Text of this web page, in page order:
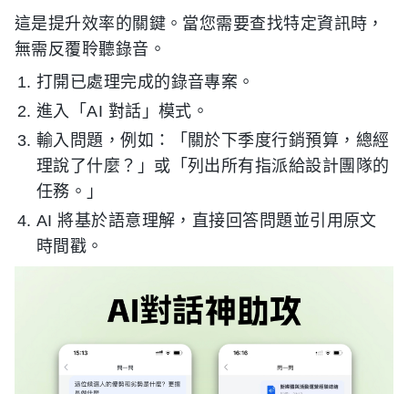
這是提升效率的關鍵。當您需要查找特定資訊時，
無需反覆聆聽錄音。
打開已處理完成的錄音專案。
進入「AI 對話」模式。
輸入問題，例如：「關於下季度行銷預算，總經
理說了什麼？」或「列出所有指派給設計團隊的
任務。」
AI 將基於語意理解，直接回答問題並引用原文
時間戳。